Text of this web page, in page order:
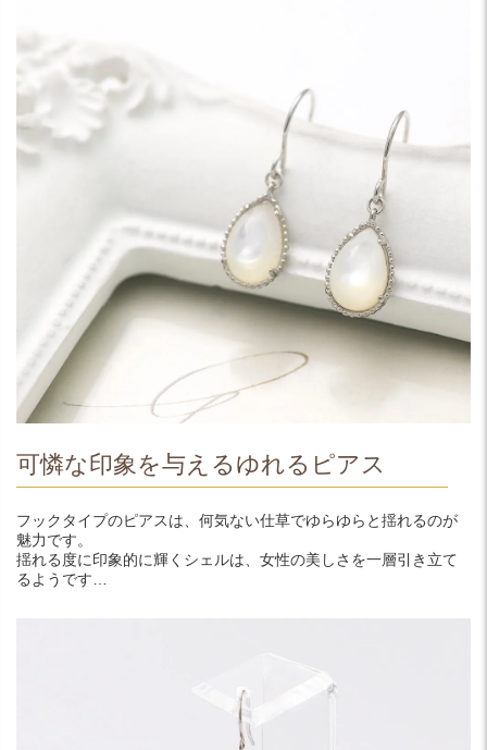
可憐な印象を与えるゆれるピアス
フックタイプのピアスは、何気ない仕草でゆらゆらと揺れるのが
魅力です。
揺れる度に印象的に輝くシェルは、女性の美しさを一層引き立て
るようです…